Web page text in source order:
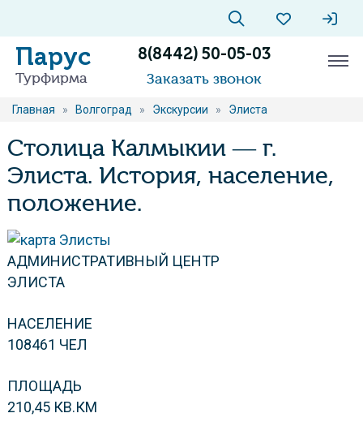
Парус
Турфирма
8(8442) 50-05-03
Заказать звонок
Главная » Волгоград » Экскурсии » Элиста
Столица Калмыкии — г.
Элиста. История, население,
положение.
АДМИНИСТРАТИВНЫЙ ЦЕНТР
ЭЛИСТА
НАСЕЛЕНИЕ
108461 ЧЕЛ
ПЛОЩАДЬ
210,45 КВ.КМ